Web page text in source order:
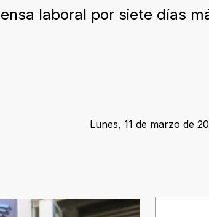
laboral por siete días
Lunes, 11 de marzo de